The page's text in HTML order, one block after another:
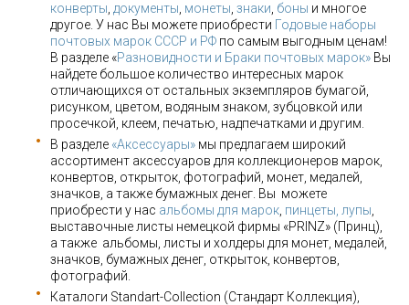
конверты документы монеты знаки боны и многое
другое. У нас Вы можете приобрести Годовые наборы
почтовых марок СССР и РФ по самым выгодным ценам!
В разделе «Разновидности и Браки почтовых марок» Вы
найдете большое количество интересных марок
отличающихся от остальных экземпляров бумагой,
рисунком, цветом, водяным знаком, зубцовкой или
просечкой, клеем, печатью, надпечатками и другим.
В разделе «Аксессуары» мы предлагаем широкий
ассортимент аксессуаров для коллекционеров марок,
конвертов, открыток, фотографий, монет, медалей,
значков, а также бумажных денег. Вы можете
приобрести у нас альбомы для марок пинцеты, лупы
выставочные листы немецкой фирмы «PRINZ» (Принц),
а также альбомы, листы и холдеры для монет, медалей,
значков, бумажных денег, открыток, конвертов,
фотографий.
Каталоги Standart-Collection (Стандарт Коллекция),